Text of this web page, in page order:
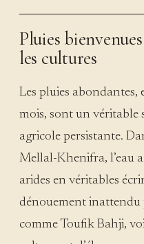
Pluies
les cultures
Les pluies abondantes,
mois, sont un véritable
agricole persistante.
Mellal-Khenifra, l’eau
arides en véritables
dénouement inattendu
comme Toufik Bahji,